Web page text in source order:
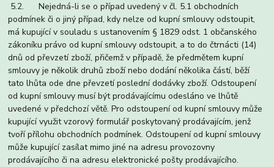
5.2. Nejedná-li se o případ uvedený v čl. 5.1 obchodních
podmínek či o jiný případ, kdy nelze od kupní smlouvy odstoupit,
má kupující v souladu s ustanovením § 1829 odst. 1 občanského
zákoníku právo od kupní smlouvy odstoupit, a to do čtrnácti (14)
dnů od převzetí zboží, přičemž v případě, že předmětem kupní
smlouvy je několik druhů zboží nebo dodání několika částí, běží
tato lhůta ode dne převzetí poslední dodávky zboží. Odstoupení
od kupní smlouvy musí být prodávajícímu odesláno ve lhůtě
uvedené v předchozí větě. Pro odstoupení od kupní smlouvy může
kupující využit vzorový formulář poskytovaný prodávajícím, jenž
tvoří přílohu obchodních podmínek. Odstoupení od kupní smlouvy
může kupující zasílat mimo jiné na adresu provozovny
prodávajícího či na adresu elektronické pošty prodávajícího.